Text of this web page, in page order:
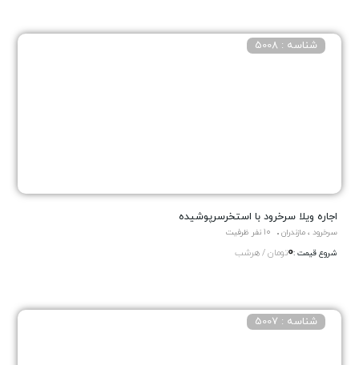
اجاره ویلا سرخرود با استخرسرپوشیده
شناسه : 5008
سرخرود ، مازندران
10 نفر ظرفیت
شروع قیمت :0تومان / هرشب
شناسه : 5007